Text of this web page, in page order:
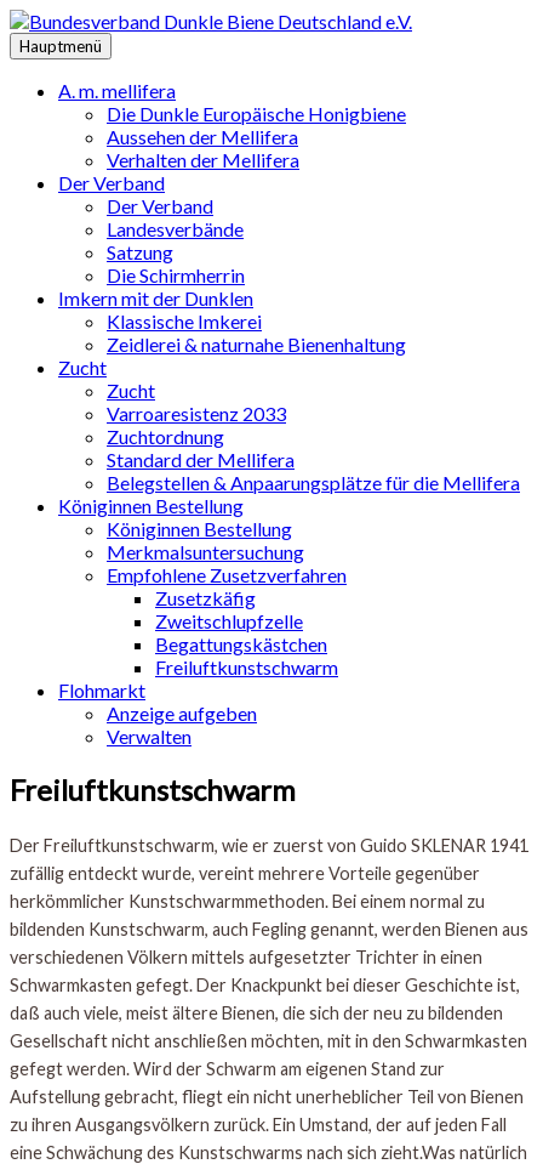
Zum
Inhalt
springen
Hauptmenü
A. m. mellifera
Die Dunkle Europäische Honigbiene
Aussehen der Mellifera
Verhalten der Mellifera
Der Verband
Der Verband
Landesverbände
Satzung
Die Schirmherrin
Imkern mit der Dunklen
Klassische Imkerei
Zeidlerei & naturnahe Bienenhaltung
Zucht
Zucht
Varroaresistenz 2033
Zuchtordnung
Standard der Mellifera
Belegstellen & Anpaarungsplätze für die Mellifera
Königinnen Bestellung
Königinnen Bestellung
Merkmalsuntersuchung
Empfohlene Zusetzverfahren
Zusetzkäfig
Zweitschlupfzelle
Begattungskästchen
Freiluftkunstschwarm
Flohmarkt
Anzeige aufgeben
Verwalten
Freiluftkunstschwarm
Der Freiluftkunstschwarm, wie er zuerst von Guido SKLENAR 1941
zufällig entdeckt wurde, vereint mehrere Vorteile gegenüber
herkömmlicher Kunstschwarmmethoden. Bei einem normal zu
bildenden Kunstschwarm, auch Fegling genannt, werden Bienen aus
verschiedenen Völkern mittels aufgesetzter Trichter in einen
Schwarmkasten gefegt. Der Knackpunkt bei dieser Geschichte ist,
daß auch viele, meist ältere Bienen, die sich der neu zu bildenden
Gesellschaft nicht anschließen möchten, mit in den Schwarmkasten
gefegt werden. Wird der Schwarm am eigenen Stand zur
Aufstellung gebracht, fliegt ein nicht unerheblicher Teil von Bienen
zu ihren Ausgangsvölkern zurück. Ein Umstand, der auf jeden Fall
eine Schwächung des Kunstschwarms nach sich zieht.Was natürlich